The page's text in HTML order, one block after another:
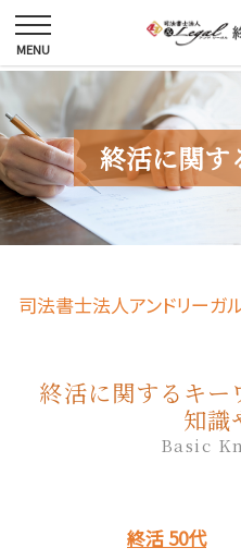
終活に関す
司法書士法人アンドリーガ
終活に関するキー
知識
Basic
終活 50代